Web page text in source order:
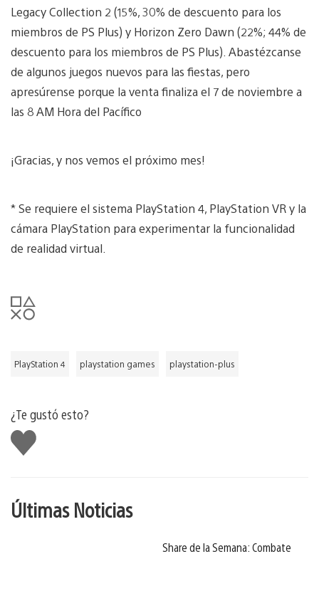
Legacy Collection 2 (15%, 30% de descuento para los
miembros de PS Plus) y Horizon Zero Dawn (22%; 44% de
descuento para los miembros de PS Plus). Abastézcanse
de algunos juegos nuevos para las fiestas, pero
apresúrense porque la venta finaliza el 7 de noviembre a
las 8 AM Hora del Pacífico
¡Gracias, y nos vemos el próximo mes!
* Se requiere el sistema PlayStation 4, PlayStation VR y la
cámara PlayStation para experimentar la funcionalidad
de realidad virtual.
PlayStation 4 playstation games playstation-plus
¿Te gustó esto?
Me
gusta
Últimas Noticias
Share de la Semana: Combate